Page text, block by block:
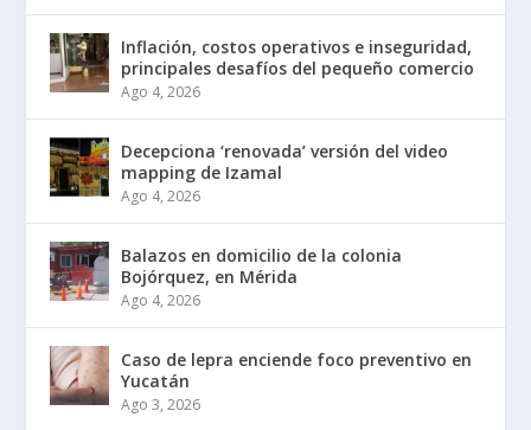
Inflación, costos operativos e inseguridad,
principales desafíos del pequeño comercio
Ago 4, 2026
Decepciona ‘renovada’ versión del video
mapping de Izamal
Ago 4, 2026
Balazos en domicilio de la colonia
Bojórquez, en Mérida
Ago 4, 2026
Caso de lepra enciende foco preventivo en
Yucatán
Ago 3, 2026